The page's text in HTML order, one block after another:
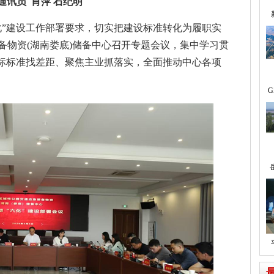
建设工作部署要求，切实把建设标准转化为履职实
物资(湖南娄底)储备中心召开专题会议，集中学习贯
标准找差距、聚焦主业抓落实，全面推动中心各项